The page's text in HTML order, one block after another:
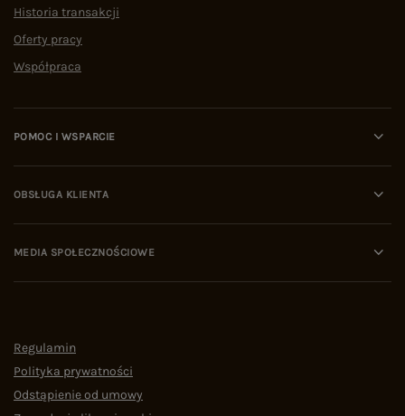
Historia transakcji
Oferty pracy
Współpraca
POMOC I WSPARCIE
OBSŁUGA KLIENTA
MEDIA SPOŁECZNOŚCIOWE
Regulamin
Polityka prywatności
Odstąpienie od umowy